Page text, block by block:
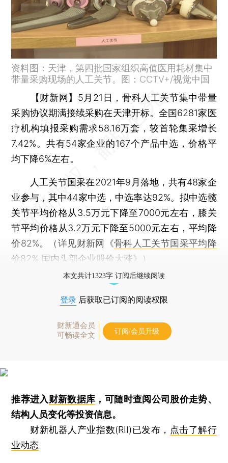
资料图：天津，第四批国家组织高值医用耗材集中
带量采购现场的人工关节。图：CCTV+/视觉中国
【财新网】 5月21日，骨科人工关节集中带量
采购协议期满接续采购在天津开标。全国6281家医
疗机构填报采购需求58.16万套，较首轮集采增长
7.42%。共有54家企业的167个产品中选，价格平
均下降6%左右。
人工关节国采在2021年9月落地，共有48家企
业参与，其中44家中选，中选率达92%。拟中选髋
关节平均价格从3.5万元下降至7000元左右，膝关
节平均价格从3.2万元下降至5000元左右，平均降
价82%。（详见财新网《骨科人工关节国采平均降
价82% 国内头部企业股价大涨》）
本文共计1323字 订阅后继续阅读
登录 后获取已订阅的阅读权限
财新通会员
可畅读全文
订阅/会员升级
推荐进入财新数据库 ，可随时查阅公司股价走势、
结构人员变化等投资信息。
财新机器人产业指数(RII)已发布， 点击了解行
业动态